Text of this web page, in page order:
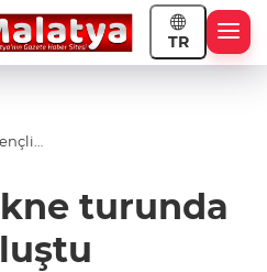
TR
turunda